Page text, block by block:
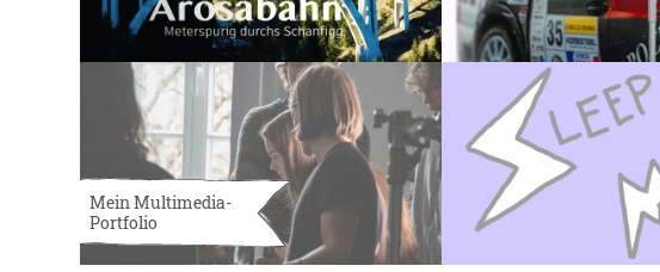
Mein Multimedia-
Portfolio